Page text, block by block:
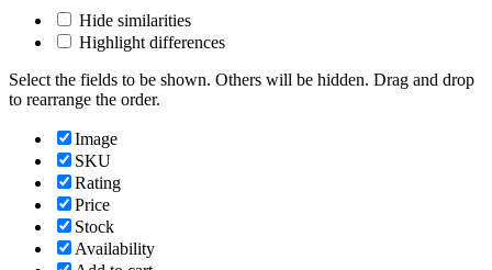
Hide similarities
Highlight differences
Select the fields to be shown. Others will be hidden. Drag and drop
to rearrange the order.
Image
SKU
Rating
Price
Stock
Availability